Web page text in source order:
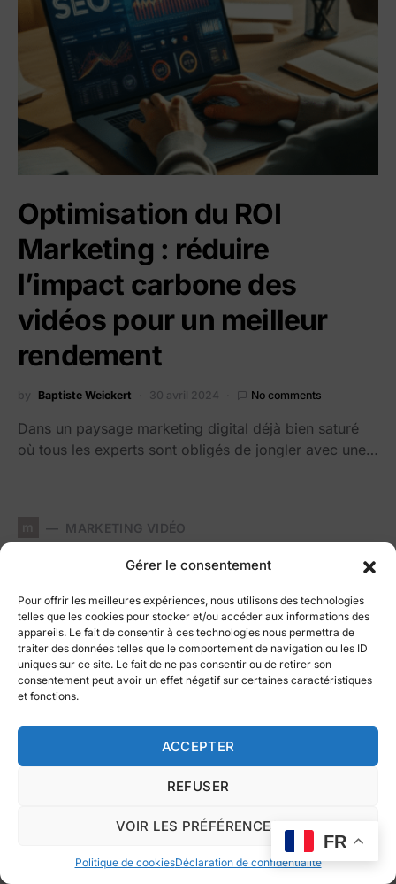
Gérer le consentement
Pour offrir les meilleures expériences, nous utilisons des technologies
telles que les cookies pour stocker et/ou accéder aux informations des
appareils. Le fait de consentir à ces technologies nous permettra de
traiter des données telles que le comportement de navigation ou les ID
uniques sur ce site. Le fait de ne pas consentir ou de retirer son
consentement peut avoir un effet négatif sur certaines caractéristiques
et fonctions.
ACCEPTER
REFUSER
VOIR LES PRÉFÉRENCES
Politique de cookiesDéclaration de confidentialité
Optimisation du ROI
Marketing : réduire
l’impact carbone des
vidéos pour un meilleur
rendement
by Baptiste Weickert 30 avril 2024 No comments
Dans un paysage marketing digital déjà bien saturé
où tous les experts sont obligés de jongler avec une…
MARKETING VIDÉO
Optimisation vidéo : mettre
fin au paradoxe de la
FR